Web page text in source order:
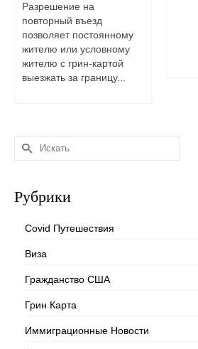
Разрешение на
повторный въезд
позволяет постоянному
жителю или условному
жителю с грин-картой
выезжать за границу...
Искать:
Рубрики
Covid Путешествия
Виза
Гражданство США
Грин Карта
Иммиграционные Новости